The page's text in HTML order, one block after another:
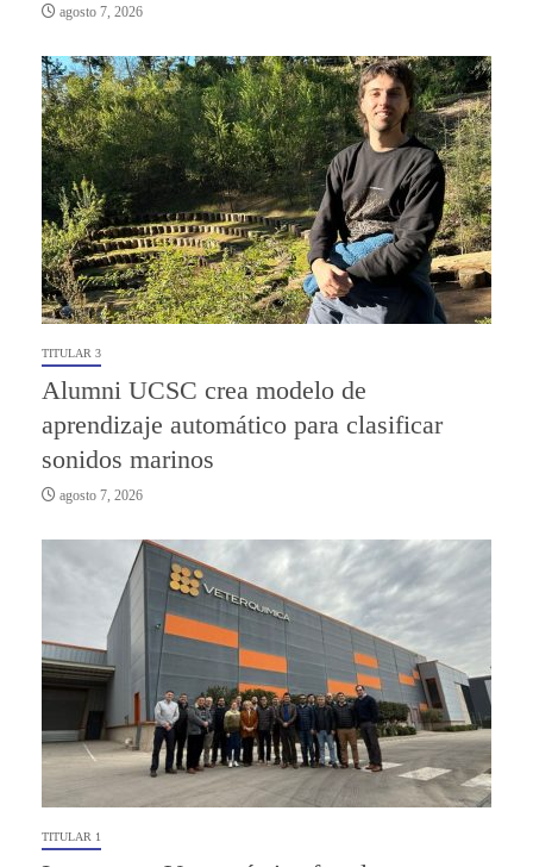
agosto 7, 2026
TITULAR 3
Alumni UCSC crea modelo de
aprendizaje automático para clasificar
sonidos marinos
agosto 7, 2026
TITULAR 1